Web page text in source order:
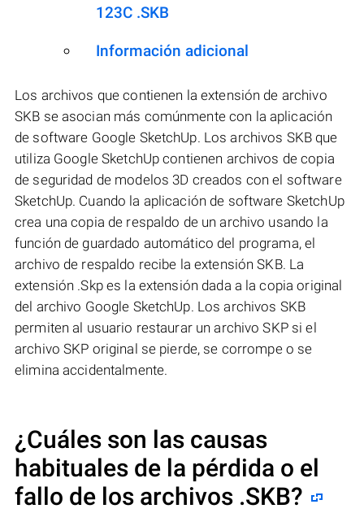
123C .SKB
Información adicional
Los archivos que contienen la extensión de archivo
SKB se asocian más comúnmente con la aplicación
de software Google SketchUp. Los archivos SKB que
utiliza Google SketchUp contienen archivos de copia
de seguridad de modelos 3D creados con el software
SketchUp. Cuando la aplicación de software SketchUp
crea una copia de respaldo de un archivo usando la
función de guardado automático del programa, el
archivo de respaldo recibe la extensión SKB. La
extensión .Skp es la extensión dada a la copia original
del archivo Google SketchUp. Los archivos SKB
permiten al usuario restaurar un archivo SKP si el
archivo SKP original se pierde, se corrompe o se
elimina accidentalmente.
¿Cuáles son las causas
habituales de la pérdida o el
fallo de los archivos .SKB?